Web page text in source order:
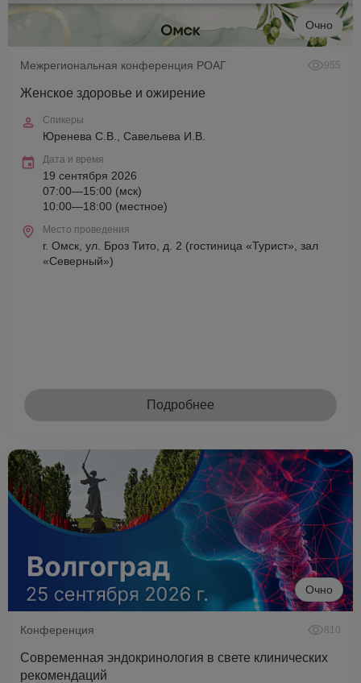
Очно
Межрегиональная конференция РОАГ 955
Женское здоровье и ожирение
Спикеры
Юренева С.В., Савельева И.В.
Дата и время
19 сентября 2026
07:00—15:00 (мск)
10:00—18:00 (местное)
Место проведения
г. Омск, ул. Броз Тито, д. 2 (гостиница «Турист», зал
«Северный»)
Подробнее
Очно
Конференция 810
Современная эндокринология в свете клинических
рекомендаций